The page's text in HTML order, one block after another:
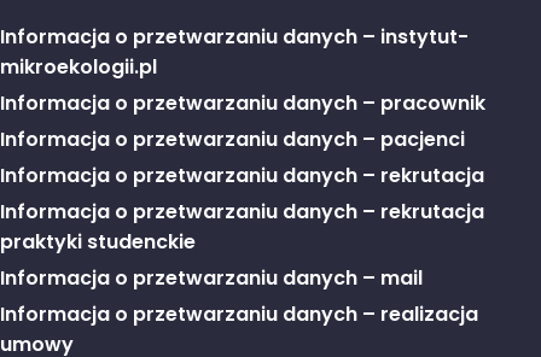
Informacja o przetwarzaniu danych – instytut-
mikroekologii.pl
Informacja o przetwarzaniu danych – pracownik
Informacja o przetwarzaniu danych – pacjenci
Informacja o przetwarzaniu danych – rekrutacja
Informacja o przetwarzaniu danych – rekrutacja
praktyki studenckie
Informacja o przetwarzaniu danych – mail
Informacja o przetwarzaniu danych – realizacja
umowy